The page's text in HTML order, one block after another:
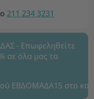
211 234 3231
- Επωφεληθείτε
σε όλα μας τα
ΕΒΔΟΜΑΔΑ15 στο